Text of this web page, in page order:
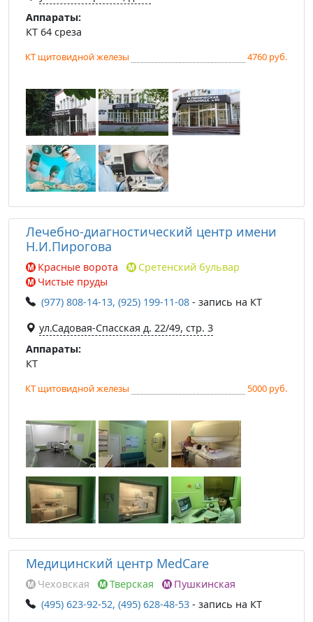
Аппараты:
КТ 64 среза
КТ щитовидной железы 4760 руб.
Лечебно-диагностический центр имени
Н.И.Пирогова
Красные ворота
Сретенский бульвар
Чистые пруды
(977) 808-14-13, (925) 199-11-08 - запись на КТ
ул.Садовая-Спасская д. 22/49, стр. 3
Аппараты:
КТ
КТ щитовидной железы 5000 руб.
Медицинский центр MedCare
Чеховская Тверская
Пушкинская
(495) 623-92-52, (495) 628-48-53 - запись на КТ